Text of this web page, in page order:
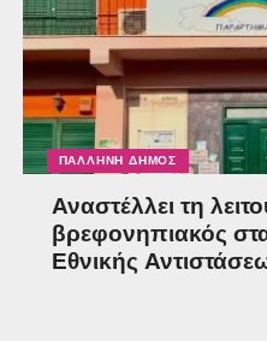
ΠΑΛΛΉΝΗ ΔΉΜΟΣ
Αναστέλλει τη
βρεφονηπιακός
Εθνικής